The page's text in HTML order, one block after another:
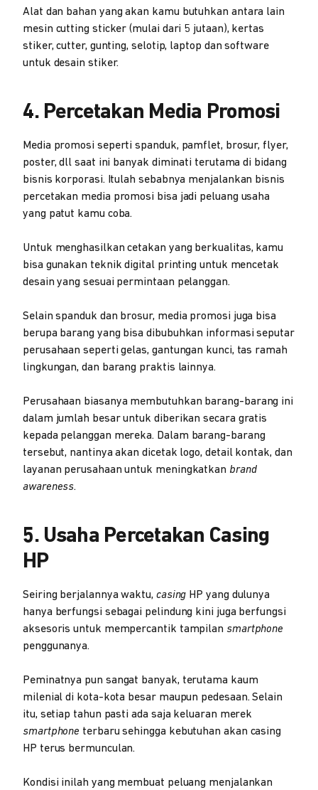
Alat dan bahan yang akan kamu butuhkan antara lain
mesin cutting sticker (mulai dari 5 jutaan), kertas
stiker, cutter, gunting, selotip, laptop dan software
untuk desain stiker.
4. Percetakan Media Promosi
Media promosi seperti spanduk, pamflet, brosur, flyer,
poster, dll saat ini banyak diminati terutama di bidang
bisnis korporasi. Itulah sebabnya menjalankan bisnis
percetakan media promosi bisa jadi peluang usaha
yang patut kamu coba.
Untuk menghasilkan cetakan yang berkualitas, kamu
bisa gunakan teknik digital printing untuk mencetak
desain yang sesuai permintaan pelanggan.
Selain spanduk dan brosur, media promosi juga bisa
berupa barang yang bisa dibubuhkan informasi seputar
perusahaan seperti gelas, gantungan kunci, tas ramah
lingkungan, dan barang praktis lainnya.
Perusahaan biasanya membutuhkan barang-barang ini
dalam jumlah besar untuk diberikan secara gratis
kepada pelanggan mereka. Dalam barang-barang
tersebut, nantinya akan dicetak logo, detail kontak, dan
layanan perusahaan untuk meningkatkan brand
awareness.
5. Usaha Percetakan Casing
HP
Seiring berjalannya waktu, casing HP yang dulunya
hanya berfungsi sebagai pelindung kini juga berfungsi
aksesoris untuk mempercantik tampilan smartphone
penggunanya.
Peminatnya pun sangat banyak, terutama kaum
milenial di kota-kota besar maupun pedesaan. Selain
itu, setiap tahun pasti ada saja keluaran merek
smartphone terbaru sehingga kebutuhan akan casing
HP terus bermunculan.
Kondisi inilah yang membuat peluang menjalankan